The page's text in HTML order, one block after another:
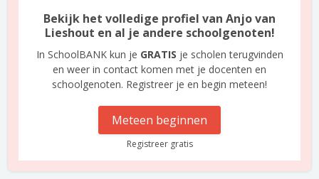
Bekijk het volledige profiel van Anjo van
Lieshout en al je andere schoolgenoten!
In SchoolBANK kun je GRATIS je scholen terugvinden
en weer in contact komen met je docenten en
schoolgenoten. Registreer je en begin meteen!
Meteen beginnen
Registreer gratis